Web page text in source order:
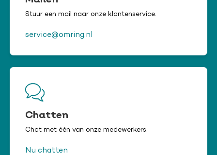
Stuur een mail naar onze klantenservice.
service@omring.nl
Chatten
Chat met één van onze medewerkers.
Nu chatten